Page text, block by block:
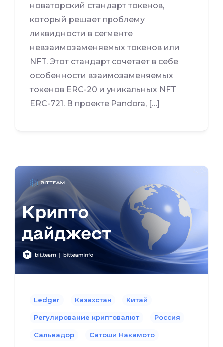
новаторский стандарт токенов,
который решает проблему
ликвидности в сегменте
невзаимозаменяемых токенов или
NFT. Этот стандарт сочетает в себе
особенности взаимозаменяемых
токенов ERC-20 и уникальных NFT
ERC-721. В проекте Pandora, […]
Ledger Казахстан Китай
Регулирование криптовалют Россия
Сальвадор Сатоши Накамото